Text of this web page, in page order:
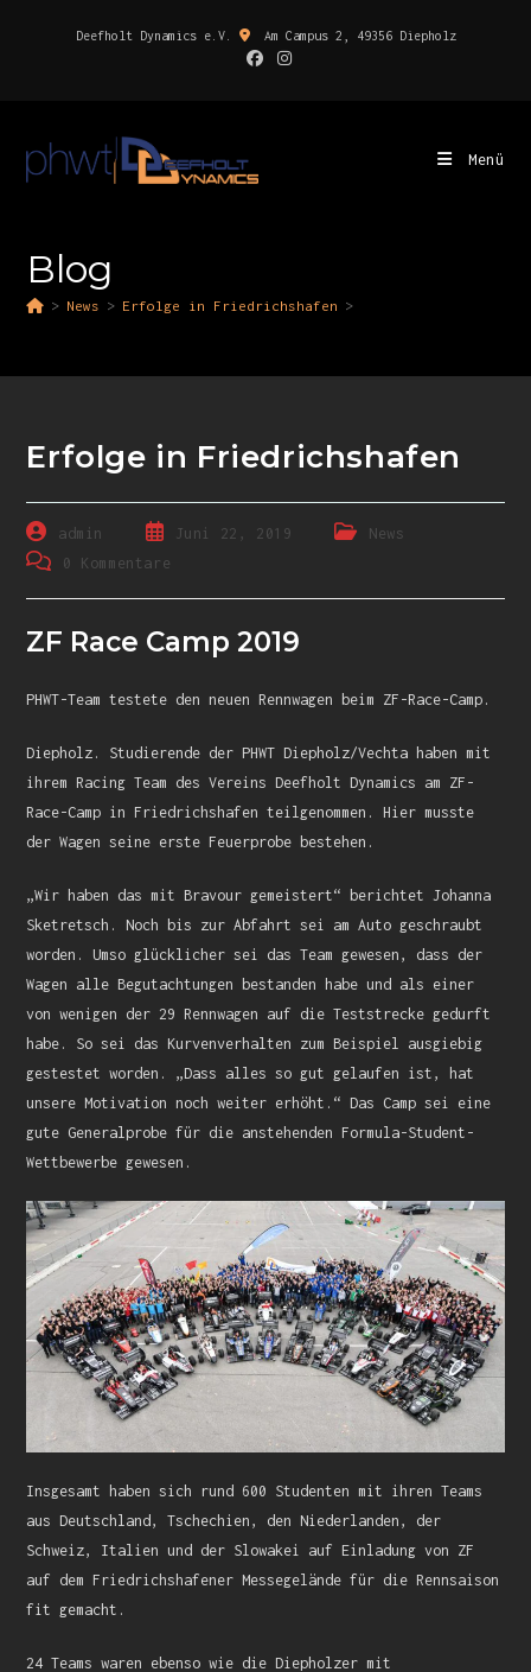
Deefholt Dynamics e.V. Am Campus 2, 49356 Diepholz
Menü
Blog
> News > Erfolge in Friedrichshafen >
Erfolge in Friedrichshafen
admin Juni 22, 2019
News
0 Kommentare
ZF Race Camp 2019
PHWT-Team testete den neuen Rennwagen beim ZF-Race-Camp.
Diepholz. Studierende der PHWT Diepholz/Vechta haben mit
ihrem Racing Team des Vereins Deefholt Dynamics am ZF-
Race-Camp in Friedrichshafen teilgenommen. Hier musste
der Wagen seine erste Feuerprobe bestehen.
„Wir haben das mit Bravour gemeistert“ berichtet Johanna
Sketretsch. Noch bis zur Abfahrt sei am Auto geschraubt
worden. Umso glücklicher sei das Team gewesen, dass der
Wagen alle Begutachtungen bestanden habe und als einer
von wenigen der 29 Rennwagen auf die Teststrecke gedurft
habe. So sei das Kurvenverhalten zum Beispiel ausgiebig
gestestet worden. „Dass alles so gut gelaufen ist, hat
unsere Motivation noch weiter erhöht.“ Das Camp sei eine
gute Generalprobe für die anstehenden Formula-Student-
Wettbewerbe gewesen.
Insgesamt haben sich rund 600 Studenten mit ihren Teams
aus Deutschland, Tschechien, den Niederlanden, der
Schweiz, Italien und der Slowakei auf Einladung von ZF
auf dem Friedrichshafener Messegelände für die Rennsaison
fit gemacht.
24 Teams waren ebenso wie die Diepholzer mit